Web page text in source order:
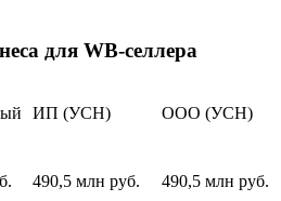
для WB-селлера
ИП (УСН) ООО (УСН)
490,5 млн руб. 490,5 млн руб.